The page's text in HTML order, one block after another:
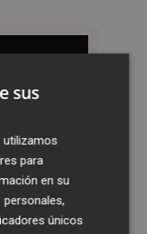
sus
para
en su
únicos